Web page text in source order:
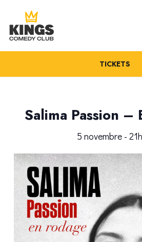
TICKETS
Salima Passion –
5 novembre -